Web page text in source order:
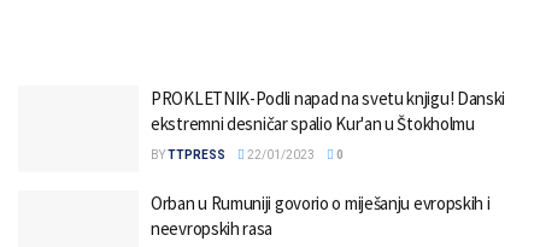
PROKLETNIK-Podli napad na svetu knjigu! Danski
ekstremni desničar spalio Kur'an u Štokholmu
BYTTPRESS 22/01/2023 0
Orban u Rumuniji govorio o miješanju evropskih i
neevropskih rasa